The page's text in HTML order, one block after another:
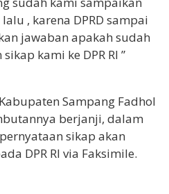
, karena DPRD sampai
jawaban apakah sudah
kami ke DPR RI ”
Sampang Fadhol
berjanji, dalam
sikap akan
DPR RI via Faksimile.